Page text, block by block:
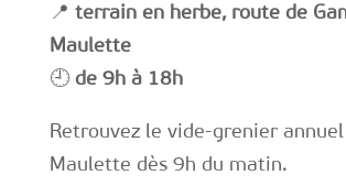
📍 terrain en herbe, route de
Maulette
🕘de 9h à 18h
Retrouvez le vide-grenier
Maulette dès 9h du matin.